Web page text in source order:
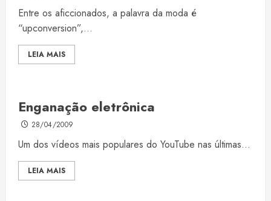
Entre os aficcionados, a palavra da moda é
“upconversion”,...
LEIA MAIS
Enganação eletrônica
28/04/2009
Um dos vídeos mais populares do YouTube nas últimas...
LEIA MAIS